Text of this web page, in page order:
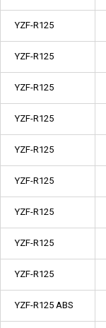
YZF-R125
YZF-R125
YZF-R125
YZF-R125
YZF-R125
YZF-R125
YZF-R125
YZF-R125
YZF-R125
YZF-R125 ABS